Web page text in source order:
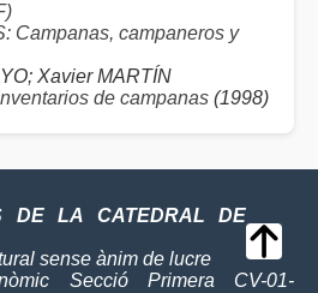
Campanas, campaneros y
Xavier MARTÍN
de campanas (1998)
DE LA CATEDRAL DE
sense ànim de lucre
Secció Primera CV-01-